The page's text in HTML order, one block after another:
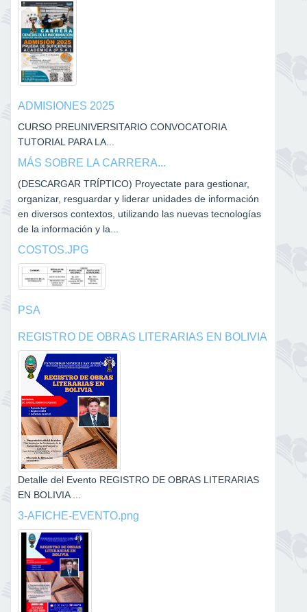
ADMISIONES 2025
CURSO PREUNIVERSITARIO CONVOCATORIA
TUTORIAL PARA LA...
MÁS SOBRE LA CARRERA...
(DESCARGAR TRÍPTICO) Proyectate para gestionar,
organizar, resguardar y liderar unidades de información
en diversos contextos, utilizando las nuevas tecnologías
de la información y la...
COSTOS.JPG
PSA
REGISTRO DE OBRAS LITERARIAS EN BOLIVIA
Detalle del Evento REGISTRO DE OBRAS LITERARIAS
EN BOLIVIA ...
3-AFICHE-EVENTO.png